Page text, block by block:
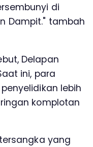
di
Dampit." tambah
Delapan
ini, para
lebih
komplotan
yang